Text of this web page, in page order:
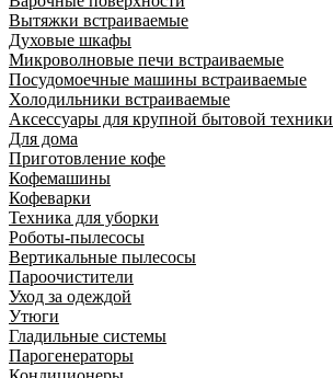
Вытяжки встраиваемые
Духовые шкафы
Микроволновые печи встраиваемые
Посудомоечные машины встраиваемые
Холодильники встраиваемые
Аксессуары для крупной бытовой техники
Для дома
Приготовление кофе
Кофемашины
Кофеварки
Техника для уборки
Роботы-пылесосы
Вертикальные пылесосы
Пароочистители
Уход за одеждой
Утюги
Гладильные системы
Парогенераторы